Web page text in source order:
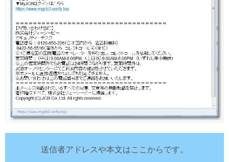
送信者アドレスや本文はここからです。